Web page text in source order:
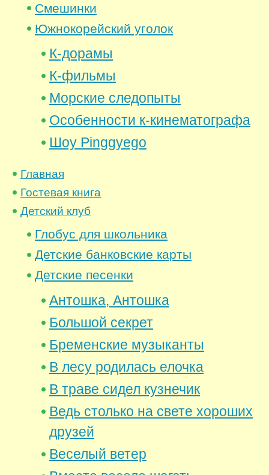
Смешинки
Южнокорейский уголок
К-дорамы
К-фильмы
Морские следопыты
Особенности к-кинематографа
Шоу Pinggyego
Главная
Гостевая книга
Детский клуб
Глобус для школьника
Детские банковские карты
Детские песенки
Антошка, Антошка
Большой секрет
Бременские музыканты
В лесу родилась елочка
В траве сидел кузнечик
Ведь столько на свете хороших
друзей
Веселый ветер